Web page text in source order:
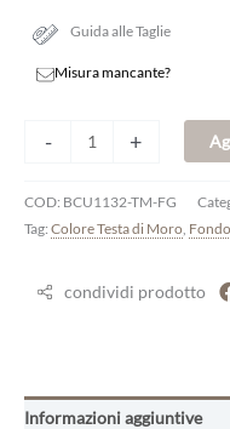
Guida alle Taglie
Misura mancante?
- +
COD: BCU1132-TM-FG
Tag: Colore Testa di Moro
condividi prodotto
Informazioni aggiuntive